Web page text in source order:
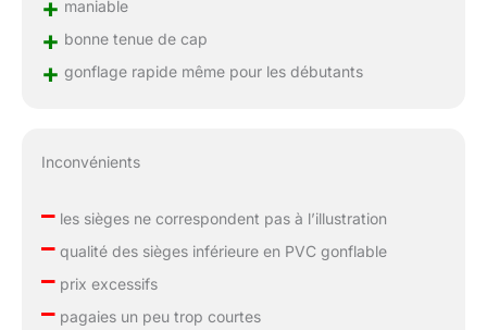
+ maniable
+ bonne tenue de cap
+ gonflage rapide même pour les débutants
Inconvénients
–les sièges ne correspondent pas à l’illustration
–qualité des sièges inférieure en PVC gonflable
–prix excessifs
–pagaies un peu trop courtes